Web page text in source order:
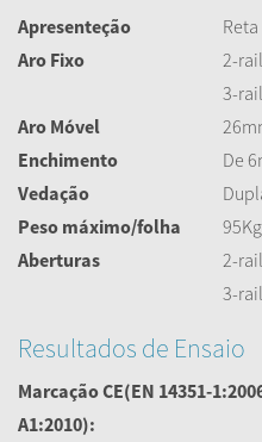
Apresenteção
Reta
Aro Fixo
2-
3-
Aro Móvel
Enchimento
De
Vedação
Peso máximo/folha
95Kg
Aberturas
2-
3-
Resultados de Ensaio
Marcação CE(EN 14351-
A1:2010):